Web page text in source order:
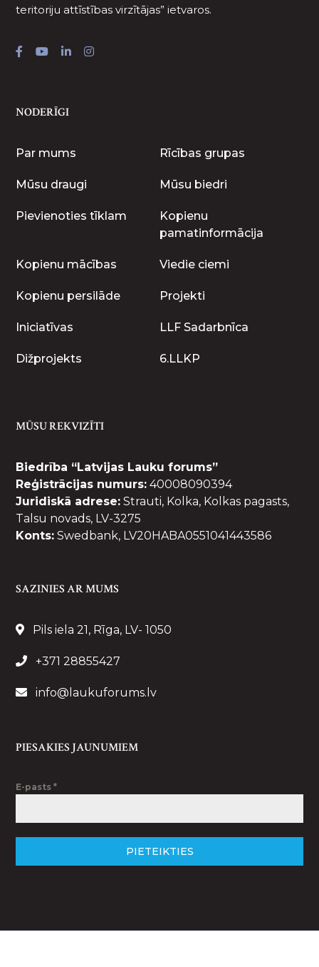
teritoriju attīstības virzītājas” ietvaros.
NODERĪGI
Par mums Rīcības grupas
Mūsu draugi Mūsu biedri
Pievienoties tīklam
Kopienu
pamatinformācija
Kopienu mācības Viedie ciemi
Kopienu persilāde Projekti
Iniciatīvas LLF Sadarbnīca
Dižprojekts 6.LLKP
MŪSU REKVIZĪTI
Biedrība “Latvijas Lauku forums”
Reģistrācijas numurs: 40008090394
Juridiskā adrese: Strauti, Kolka, Kolkas pagasts,
Talsu novads, LV-3275
Konts: Swedbank, LV20HABA0551041443586
SAZINIES AR MUMS
Pils iela 21, Rīga, LV- 1050
+371 28855427
info@laukuforums.lv
PIESAKIES JAUNUMIEM
E-pasts*
PIETEIKTIES